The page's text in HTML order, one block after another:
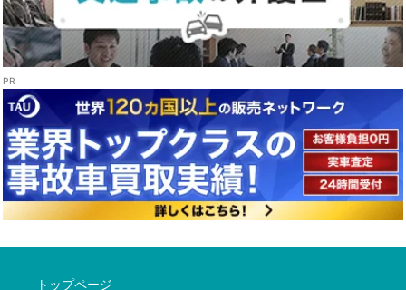
トップページ